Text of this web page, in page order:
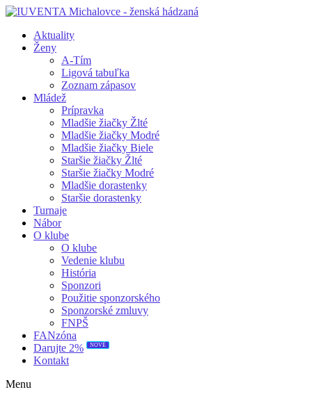
Aktuality
Ženy
A-Tím
Ligová tabuľka
Zoznam zápasov
Mládež
Prípravka
Mladšie žiačky Žlté
Mladšie žiačky Modré
Mladšie žiačky Biele
Staršie žiačky Žlté
Staršie žiačky Modré
Mladšie dorastenky
Staršie dorastenky
Turnaje
Nábor
O klube
O klube
Vedenie klubu
História
Sponzori
Použitie sponzorského
Sponzorské zmluvy
FNPŠ
FANzóna
Darujte 2%
NOVÉ
Kontakt
Menu